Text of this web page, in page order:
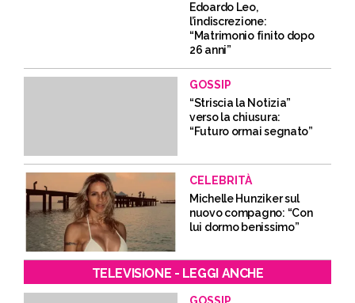
Edoardo Leo,
l’indiscrezione:
“Matrimonio finito dopo
26 anni”
GOSSIP
“Striscia la Notizia”
verso la chiusura:
“Futuro ormai segnato”
CELEBRITÀ
Michelle Hunziker sul
nuovo compagno: “Con
lui dormo benissimo”
TELEVISIONE - LEGGI ANCHE